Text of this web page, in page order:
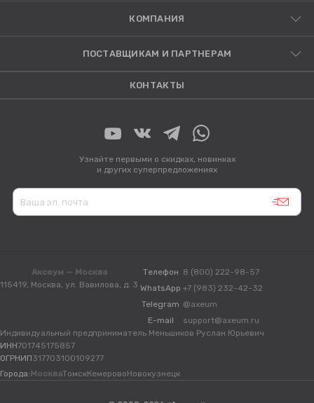
КОМПАНИЯ
ПОСТАВЩИКАМ И ПАРТНЕРАМ
КОНТАКТЫ
Узнайте первыми о скидках, новинках
и других суперпредложениях
Аксеум — Москва
115419, Москва, ул. Вавилова, д. 3
Телефон 8 (800) 222-98-57
WhatsApp +7 (983) 232-42-32
Telegram @axeum
E-mail
support@axeum.ru
Индивидуальный предприниматель Меньшиков Руслан Юрьевич
ИНН701745175857
ОГРНИП317703100109277
Города: МоскваТомскКемеровоНовокузнецк